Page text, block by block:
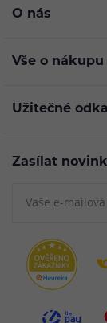
O nás
Vše o nákupu
Užitečné
Zasílat